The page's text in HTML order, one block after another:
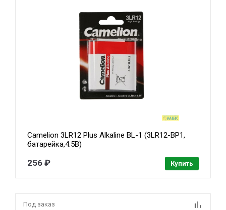
Camelion 3LR12 Plus Alkaline BL-1 (3LR12-BP1,
батарейка,4.5В)
256 ₽ Купить
Под заказ